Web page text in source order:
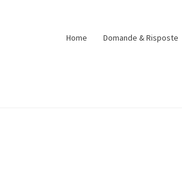
Home Domande & Risposte